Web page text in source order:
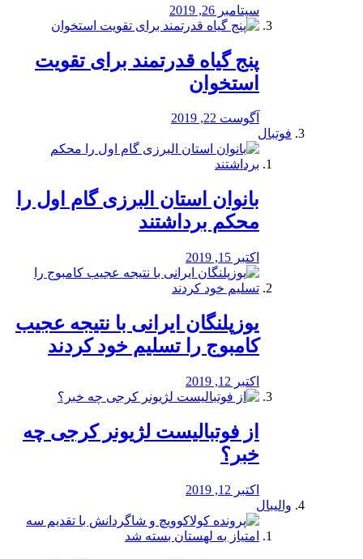
سپتامبر 26, 2019
پنج گیاه قدرتمند برای تقویت
استخوان
آگوست 22, 2019
فوتبال
بانوان استان البرزی گام اول را
محكم برداشتند
اکتبر 15, 2019
یوزپلنگان ایرانی با نتیجه عجیب
کامبوج را تسلیم خود کردند
اکتبر 12, 2019
از فوتبالیست لژیونر کرجی چه
خبر؟
اکتبر 12, 2019
والیبال